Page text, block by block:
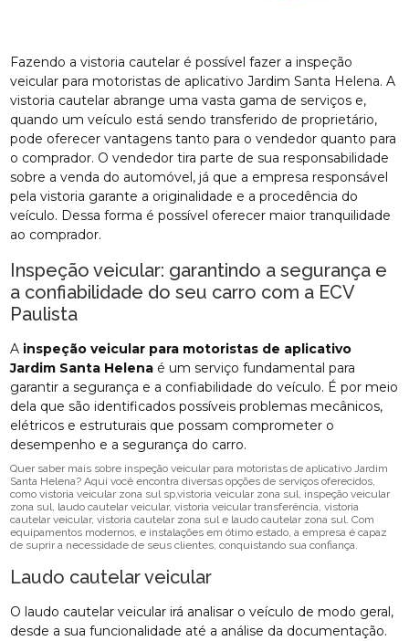
Fazendo a vistoria cautelar é possível fazer a inspeção
veicular para motoristas de aplicativo Jardim Santa Helena. A
vistoria cautelar abrange uma vasta gama de serviços e,
quando um veículo está sendo transferido de proprietário,
pode oferecer vantagens tanto para o vendedor quanto para
o comprador. O vendedor tira parte de sua responsabilidade
sobre a venda do automóvel, já que a empresa responsável
pela vistoria garante a originalidade e a procedência do
veículo. Dessa forma é possível oferecer maior tranquilidade
ao comprador.
Inspeção veicular: garantindo a segurança e
a confiabilidade do seu carro com a ECV
Paulista
A inspeção veicular para motoristas de aplicativo
Jardim Santa Helena é um serviço fundamental para
garantir a segurança e a confiabilidade do veículo. É por meio
dela que são identificados possíveis problemas mecânicos,
elétricos e estruturais que possam comprometer o
desempenho e a segurança do carro.
Quer saber mais sobre inspeção veicular para motoristas de aplicativo Jardim
Santa Helena? Aqui você encontra diversas opções de serviços oferecidos,
como vistoria veicular zona sul sp,vistoria veicular zona sul, inspeção veicular
zona sul, laudo cautelar veicular, vistoria veicular transferência, vistoria
cautelar veicular, vistoria cautelar zona sul e laudo cautelar zona sul. Com
equipamentos modernos, e instalações em ótimo estado, a empresa é capaz
de suprir a necessidade de seus clientes, conquistando sua confiança.
Laudo cautelar veicular
O laudo cautelar veicular irá analisar o veículo de modo geral,
desde a sua funcionalidade até a análise da documentação.